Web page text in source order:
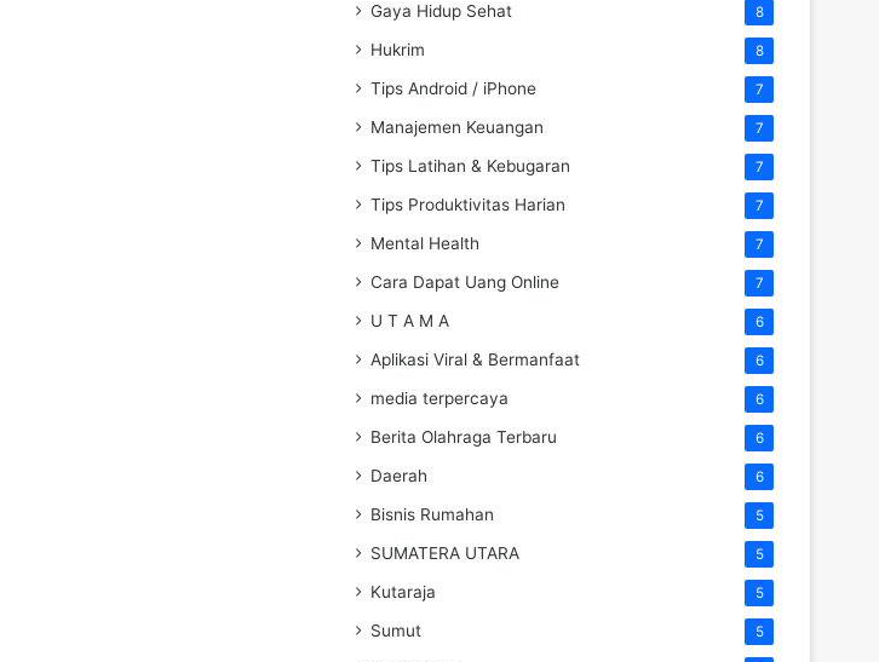
Gaya Hidup Sehat 8
Hukrim 8
Tips Android / iPhone 7
Manajemen Keuangan 7
Tips Latihan & Kebugaran 7
Tips Produktivitas Harian 7
Mental Health 7
Cara Dapat Uang Online 7
U T A M A 6
Aplikasi Viral & Bermanfaat 6
media terpercaya 6
Berita Olahraga Terbaru 6
Daerah 6
Bisnis Rumahan 5
SUMATERA UTARA 5
Kutaraja 5
Sumut 5